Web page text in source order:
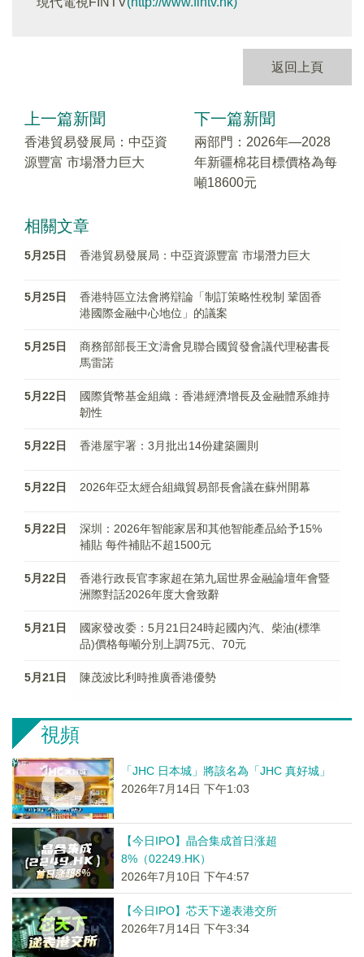
返回上頁
上一篇新聞
香港貿易發展局：中亞資
源豐富 市場潛力巨大
下一篇新聞
兩部門：2026年—2028
年新疆棉花目標價格為每
噸18600元
相關文章
5月25日 香港貿易發展局：中亞資源豐富 市場潛力巨大
5月25日
香港特區立法會將辯論「制訂策略性稅制 鞏固香
港國際金融中心地位」的議案
5月25日
商務部部長王文濤會見聯合國貿發會議代理秘書長
馬雷諾
5月22日
國際貨幣基金組織：香港經濟增長及金融體系維持
韌性
5月22日 香港屋宇署：3月批出14份建築圖則
5月22日 2026年亞太經合組織貿易部長會議在蘇州開幕
5月22日
深圳：2026年智能家居和其他智能產品給予15%
補貼 每件補貼不超1500元
5月22日
香港行政長官李家超在第九屆世界金融論壇年會暨
洲際對話2026年度大會致辭
5月21日
國家發改委：5月21日24時起國內汽、柴油(標準
品)價格每噸分別上調75元、70元
5月21日 陳茂波比利時推廣香港優勢
視頻
「JHC 日本城」將該名為「JHC 真好城」
2026年7月14日 下午1:03
【今日IPO】晶合集成首日涨超
8%（02249.HK）
2026年7月10日 下午4:57
【今日IPO】芯天下递表港交所
2026年7月14日 下午3:34